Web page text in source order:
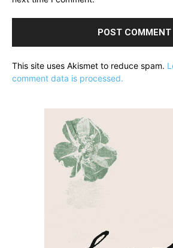
This site uses Akismet to reduce spam.
comment data is processed.